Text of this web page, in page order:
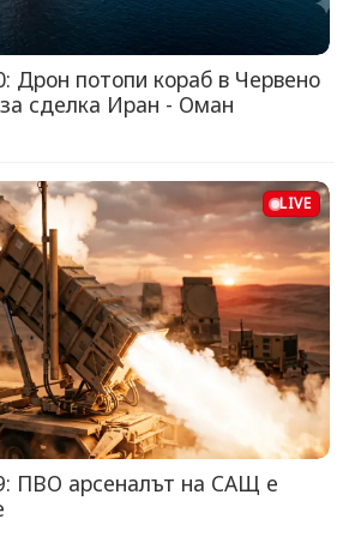
Дрон потопи кораб в Червено
сделка Иран - Оман
LIVE
ПВО арсеналът на САЩ е